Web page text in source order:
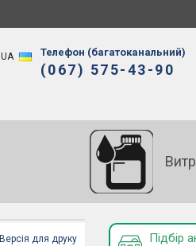
UA Телефон (багатоканальний)
(067) 575-43-90
Версія для друку Підбір